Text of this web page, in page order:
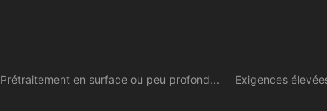
Prétraitement en surface ou peu profond... Exigences